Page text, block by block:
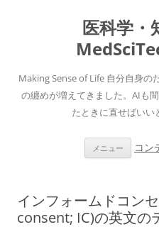
医科学・
Making Sense of Life 自分自身の
の纏めが増えてきました。AIも
たときに直せばいい
メニュー コン
インフォームドコン
consent; IC)の英文の